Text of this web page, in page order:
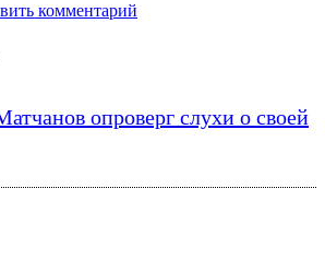
комментарий
опроверг слухи о своей